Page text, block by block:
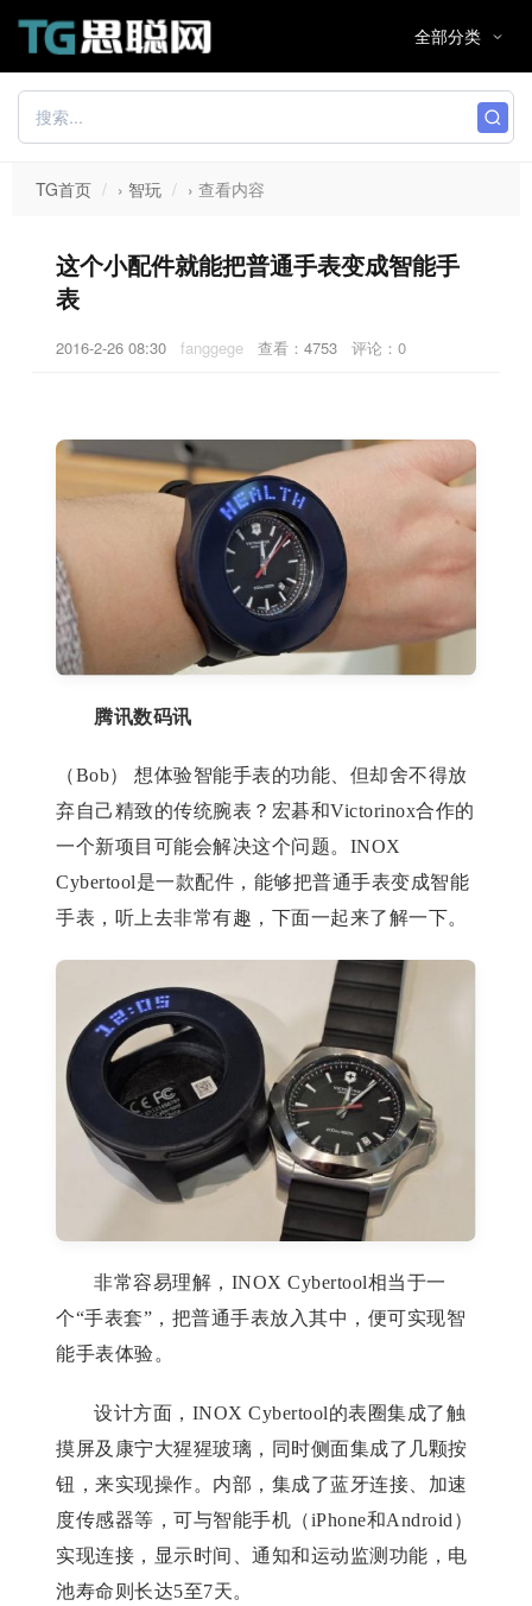
TG首页 › 智玩 › 查看内容
这个小配件就能把普通手表变成智能手
表
2016-2-26 08:30 fanggege 查看：4753 评论：0
腾讯数码讯
（Bob） 想体验智能手表的功能、但却舍不得放
弃自己精致的传统腕表？宏碁和Victorinox合作的
一个新项目可能会解决这个问题。INOX
Cybertool是一款配件，能够把普通手表变成智能
手表，听上去非常有趣，下面一起来了解一下。
非常容易理解，INOX Cybertool相当于一
个“手表套”，把普通手表放入其中，便可实现智
能手表体验。
设计方面，INOX Cybertool的表圈集成了触
摸屏及康宁大猩猩玻璃，同时侧面集成了几颗按
钮，来实现操作。内部，集成了蓝牙连接、加速
度传感器等，可与智能手机（iPhone和Android）
实现连接，显示时间、通知和运动监测功能，电
池寿命则长达5至7天。